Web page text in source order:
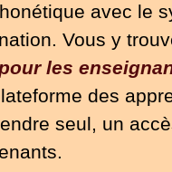
avec le
Vous y
les
des
seul, un